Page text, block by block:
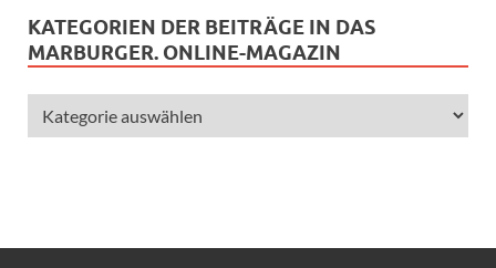
KATEGORIEN DER BEITRÄGE IN DAS
MARBURGER. ONLINE-MAGAZIN